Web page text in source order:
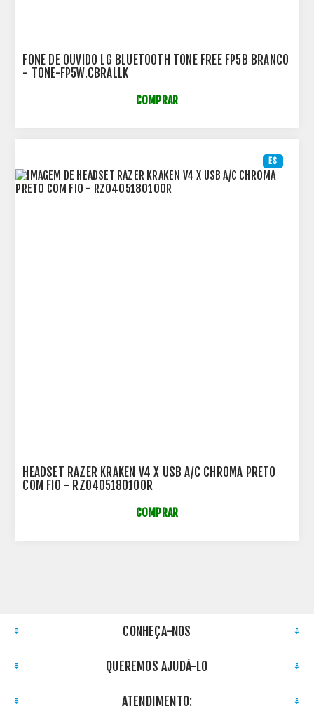
FONE DE OUVIDO LG BLUETOOTH TONE FREE FP5B BRANCO
- TONE-FP5W.CBRALLK
COMPRAR
ES
HEADSET RAZER KRAKEN V4 X USB A/C CHROMA PRETO
COM FIO - RZ0405180100R
COMPRAR
CONHEÇA-NOS
QUEREMOS AJUDÁ-LO
ATENDIMENTO: